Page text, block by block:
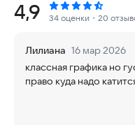
Присоединяйтесь к
Особенности:
+ Насладись мягкой
Рейтинг:
4,9 34 оценки ・20
Лилиана 16 мар 2026
классная графика но гусь вместо того чтобы
право куда надо